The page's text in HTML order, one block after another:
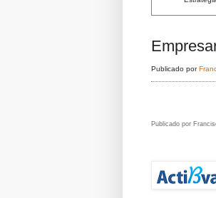
Publicado por
Publicado por